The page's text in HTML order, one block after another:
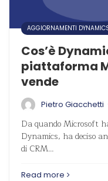
AGGIORNAMENTI
Cos’è
piattaforma
vende
Pietro Giacchetti
Da quando Microsoft
Dynamics, ha deciso
di CRM…
Read more